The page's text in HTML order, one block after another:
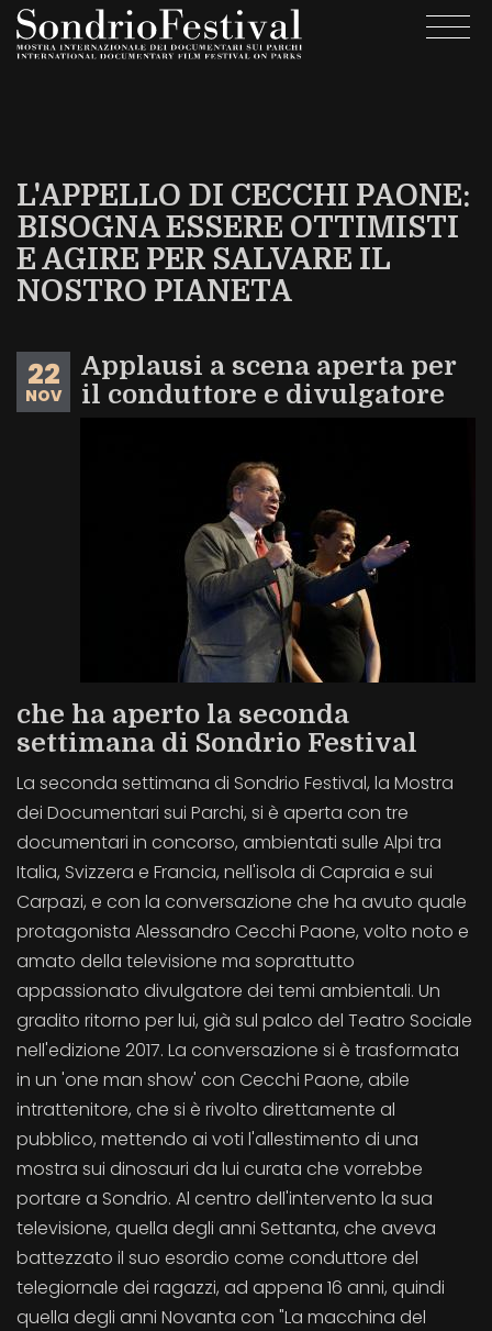
Salta
L'APPELLO DI CECCHI PAONE:
BISOGNA ESSERE OTTIMISTI
E AGIRE PER SALVARE IL
NOSTRO PIANETA
22
NOV
Applausi a scena aperta per
il conduttore e divulgatore
che ha aperto la seconda
settimana di Sondrio Festival
La seconda settimana di Sondrio Festival, la Mostra
dei Documentari sui Parchi, si è aperta con tre
documentari in concorso, ambientati sulle Alpi tra
Italia, Svizzera e Francia, nell'isola di Capraia e sui
Carpazi, e con la conversazione che ha avuto quale
protagonista Alessandro Cecchi Paone, volto noto e
amato della televisione ma soprattutto
appassionato divulgatore dei temi ambientali. Un
gradito ritorno per lui, già sul palco del Teatro Sociale
nell'edizione 2017. La conversazione si è trasformata
in un 'one man show' con Cecchi Paone, abile
intrattenitore, che si è rivolto direttamente al
pubblico, mettendo ai voti l'allestimento di una
mostra sui dinosauri da lui curata che vorrebbe
portare a Sondrio. Al centro dell'intervento la sua
televisione, quella degli anni Settanta, che aveva
battezzato il suo esordio come conduttore del
telegiornale dei ragazzi, ad appena 16 anni, quindi
quella degli anni Novanta con "La macchina del